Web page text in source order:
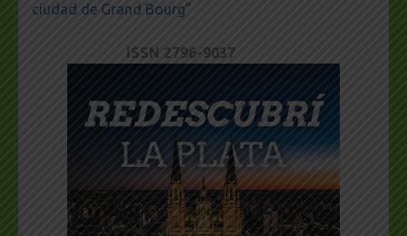
ciudad de Grand Bourg”
ISSN 2796-9037